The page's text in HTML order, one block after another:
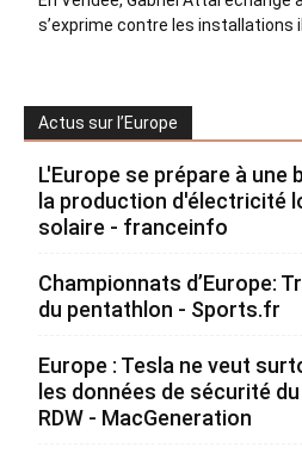
s’exprime contre les installations
Actus sur l’Europe
L'Europe se prépare à une
la production d'électricité
solaire - franceinfo
Championnats d’Europe:
du pentathlon - Sports.fr
Europe : Tesla ne veut
les données de sécurité
RDW - MacGeneration